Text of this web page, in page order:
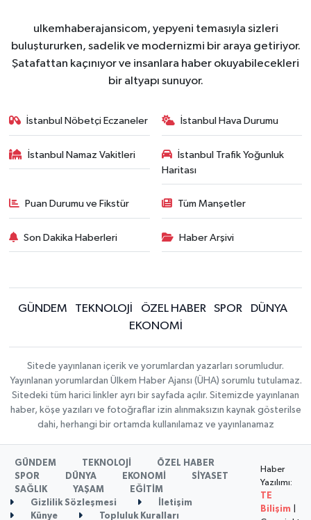
ulkemhaberajansicom, yepyeni temasıyla sizleri
buluştururken, sadelik ve modernizmi bir araya getiriyor.
Şatafattan kaçınıyor ve insanlara haber okuyabilecekleri
bir altyapı sunuyor.
İstanbul Nöbetçi Eczaneler İstanbul Hava Durumu
İstanbul Namaz Vakitleri
İstanbul Trafik Yoğunluk
Haritası
Puan Durumu ve Fikstür Tüm Manşetler
Son Dakika Haberleri Haber Arşivi
GÜNDEM TEKNOLOJİ ÖZEL HABER SPOR
DÜNYA
EKONOMİ
Sitede yayınlanan içerik ve yorumlardan yazarları sorumludur.
Yayınlanan yorumlardan Ülkem Haber Ajansı (ÜHA) sorumlu tutulamaz.
Sitedeki tüm harici linkler ayrı bir sayfada açılır. Sitemizde yayınlanan
haber, köşe yazıları ve fotoğraflar izin alınmaksızın kaynak gösterilse
dahi, herhangi bir ortamda kullanılamaz ve yayınlanamaz
GÜNDEM TEKNOLOJİ
ÖZEL HABER
SPOR
DÜNYA EKONOMİ
SİYASET
SAĞLIK
YAŞAM
EĞİTİM
Gizlilik Sözleşmesi
İletişim
Künye
Topluluk Kuralları
Haber
Yazılımı:
TE
Bilişim